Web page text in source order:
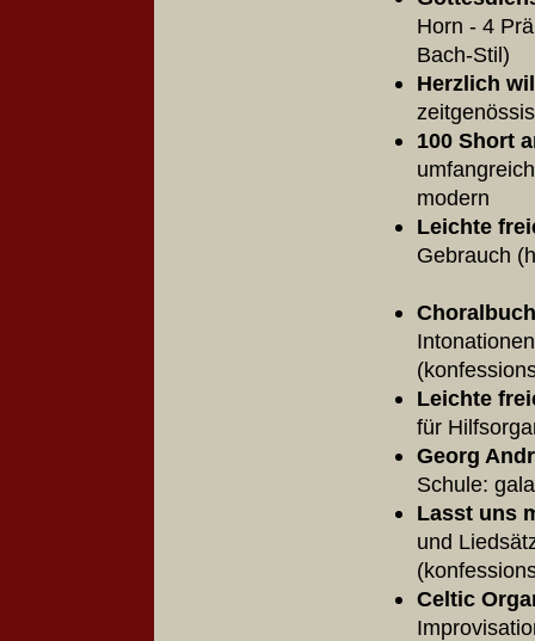
Horn - 4
Bach-
Herzlich
100 Short
modern
Leichte
Leichte
für
Georg
Schule:
Lasst uns
und
Celtic